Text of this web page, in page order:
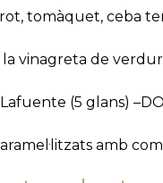
tomàquet, ceba
vinagreta de
(5 glans)
amb